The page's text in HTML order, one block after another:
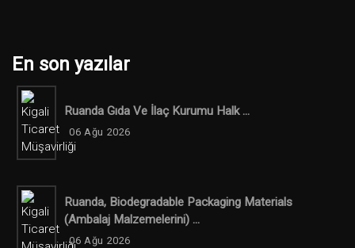
En son yazılar
Ruanda Gıda Ve İlaç Kurumu Halk ...
06 Ağu 2026
Ruanda, Biodegradable Packaging Materials
(ambalaj Malzemelerini) ...
06 Ağu 2026